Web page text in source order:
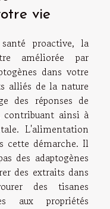
vie
proactive, la
améliorée par
dans votre
alliés de la nature
des réponses de
contribuant ainsi à
L'alimentation
cette démarche. Il
des adaptogènes
des extraits dans
des tisanes
aux propriétés